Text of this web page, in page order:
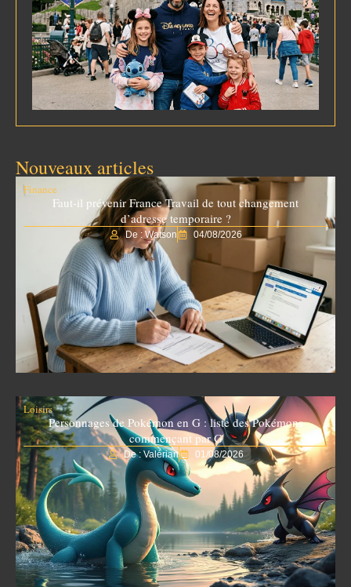
Nouveaux articles
Finance
Faut-il prévenir France Travail de tout changement
d’adresse temporaire ?
De : Watson 04/08/2026
Loisirs
Personnages de Pokémon en G : liste des Pokémons
commençant par G
De : Valérian 01/08/2026